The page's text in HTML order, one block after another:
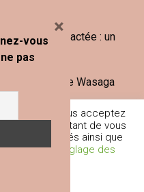
La Voie Lactée : un
road trip de Wasaga
: 6 marques
sur ce site, vous acceptez
nous permettant de vous
proposés ainsi que
globale.
Réglage des
vous
pas
×